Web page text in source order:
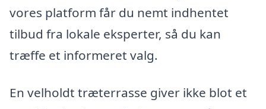
vores platform får du nemt indhentet
tilbud fra lokale eksperter, så du kan
træffe et informeret valg.
En velholdt træterrasse giver ikke blot et